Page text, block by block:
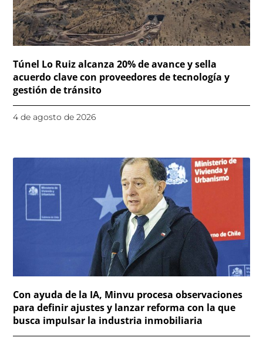
Túnel Lo Ruiz alcanza 20% de avance y sella
acuerdo clave con proveedores de tecnología y
gestión de tránsito
4 de agosto de 2026
Con ayuda de la IA, Minvu procesa observaciones
para definir ajustes y lanzar reforma con la que
busca impulsar la industria inmobiliaria